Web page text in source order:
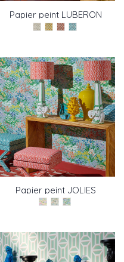
Papier peint LUBERON
de Pierre Frey
Papier peint JOLIES
FLEURS de Pierre Frey